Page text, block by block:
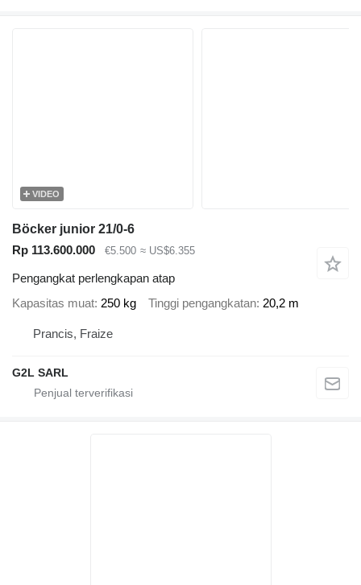
VIDEO
Böcker junior 21/0-6
Rp 113.600.000
€5.500 ≈ US$6.355
Pengangkat perlengkapan atap
Kapasitas muat 250 kg Tinggi pengangkatan 20,2 m
Prancis, Fraize
G2L SARL